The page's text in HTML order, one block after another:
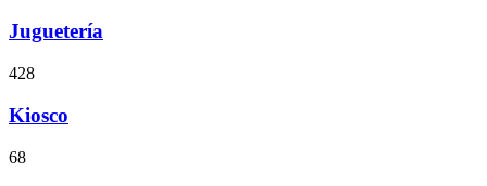
Juguetería
428
Kiosco
68